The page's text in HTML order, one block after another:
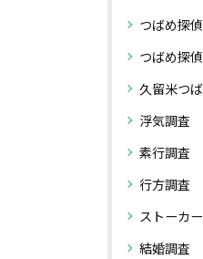
つばめ探
つばめ探
久留米つ
浮気調査
素行調査
行方調査
ストーカー
結婚調査